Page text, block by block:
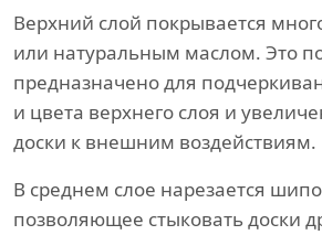
Верхний слой покрывается
или натуральным маслом. Это
предназначено для
и цвета верхнего слоя и
доски к внешним воздействиям.
В среднем слое нарезается
позволяющее стыковать доски